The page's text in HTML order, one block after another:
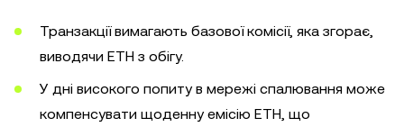
Транзакції вимагають базової комісії, яка згорає,
виводячи ETH з обігу.
У дні високого попиту в мережі спалювання може
компенсувати щоденну емісію ETH, що